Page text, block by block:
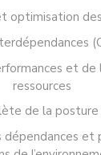
optimisation
et de
ressources
de la
dépendances et